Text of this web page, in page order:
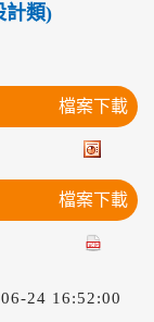
計類)
檔案下載
檔案下載
24 16:52:00